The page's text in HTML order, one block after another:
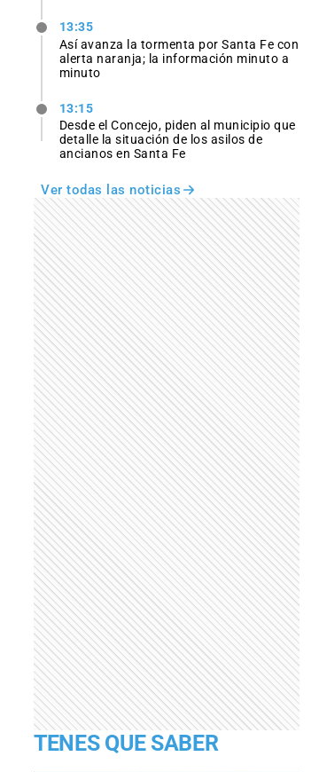
13:35
Así avanza la tormenta por Santa Fe con
alerta naranja; la información minuto a
minuto
13:15
Desde el Concejo, piden al municipio que
detalle la situación de los asilos de
ancianos en Santa Fe
Ver todas las noticias
TENES QUE SABER